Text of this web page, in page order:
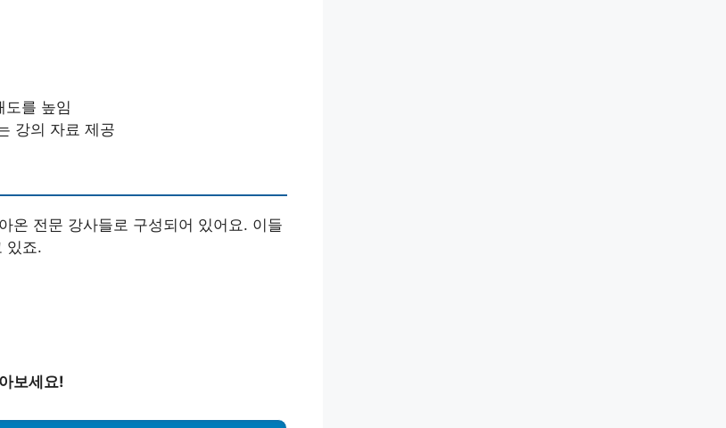
도를 높임
강의 자료 제공
온 전문 강사들로 구성되어 있어요. 이들
있죠.
보세요!